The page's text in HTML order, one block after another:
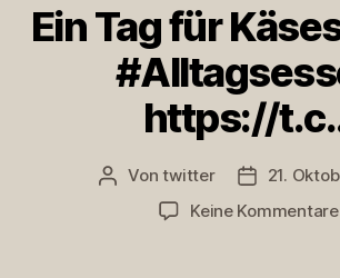
Ein Tag für
https://
Beitragsautor
Vontwitter
21.
Keine Kommentare